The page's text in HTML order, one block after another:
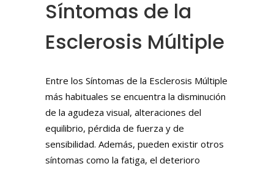
Síntomas de la
Esclerosis Múltiple
Entre los Síntomas de la Esclerosis Múltiple
más habituales se encuentra la disminución
de la agudeza visual, alteraciones del
equilibrio, pérdida de fuerza y de
sensibilidad. Además, pueden existir otros
síntomas como la fatiga, el deterioro